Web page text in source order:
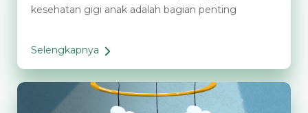
kesehatan gigi anak adalah bagian penting
Selengkapnya
Panduan
Merawat